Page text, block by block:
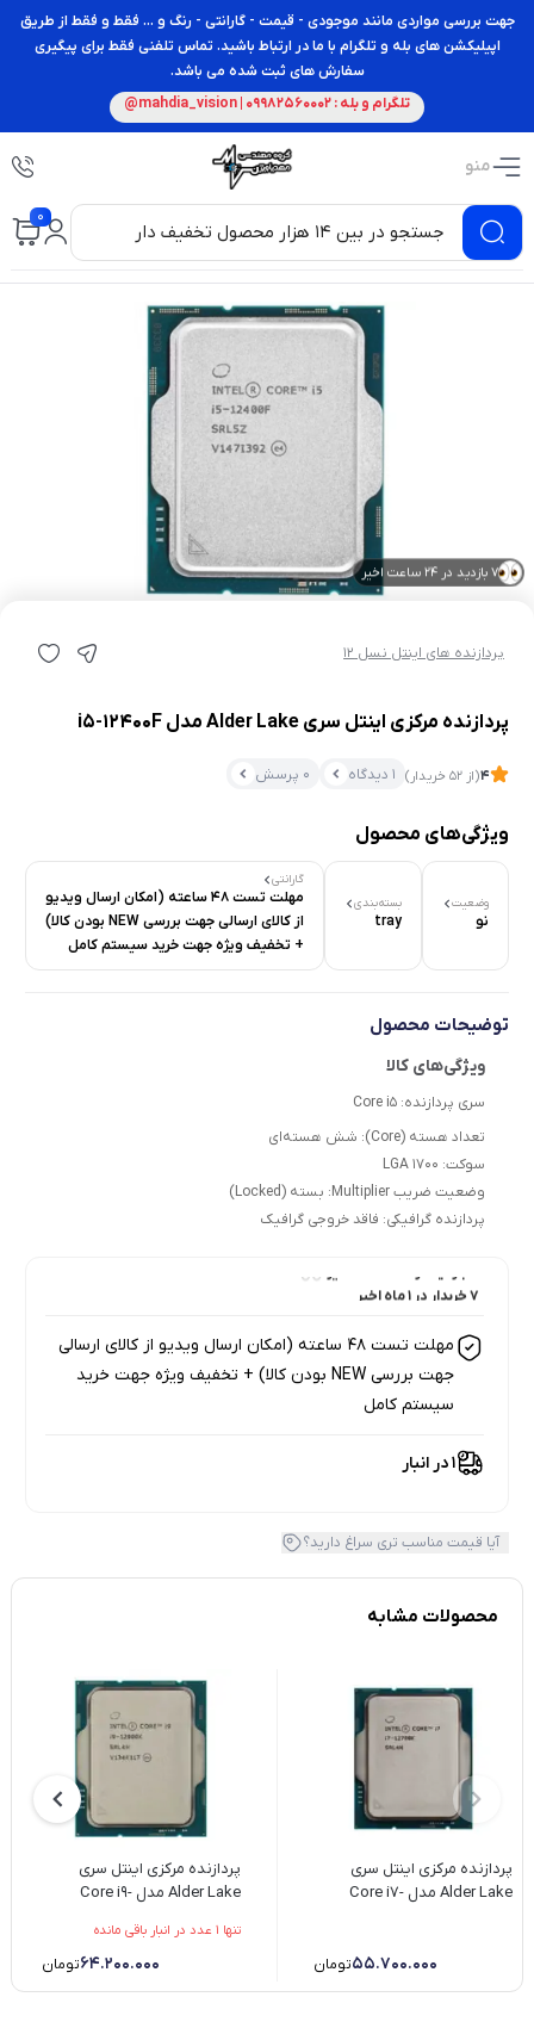
جهت بررسی مواردی مانند موجودی - قیمت - گارانتی - رنگ و ... فقط و فقط از طریق
اپیلیکشن های بله و تلگرام با ما در ارتباط باشید. تماس تلفنی فقط برای پیگیری
سفارش های ثبت شده می باشد.
تلگرام و بله : 09982560002 | mahdia_vision@
منو
0
7 بازدید در ۲۴ ساعت اخیر
پردازنده های اینتل نسل 12
پردازنده مرکزی اینتل سری Alder Lake مدل i5-12400F
4(از 52 خریدار) 1 دیدگاه 0 پرسش
ویژگی‌های محصول
وضعیت
نو
بسته‌بندی
tray
گارانتی
مهلت تست 48 ساعته (امکان ارسال ویدیو
از کالای ارسالی جهت بررسی NEW بودن کالا)
+ تخفیف ویژه جهت خرید سیستم کامل
توضیحات محصول
سری پردازنده: Core i5
تعداد هسته (Core): شش هسته‌ای
سوکت: LGA 1700
وضعیت ضریب Multiplier: بسته (Locked)
پردازنده گرافیکی: فاقد خروجی گرافیک
7 خریدار در ۱ ماه اخیر
مهلت تست 48 ساعته (امکان ارسال ویدیو از کالای ارسالی
جهت بررسی NEW بودن کالا) + تخفیف ویژه جهت خرید
سیستم کامل
1 در انبار
آیا قیمت مناسب تری سراغ دارید؟
محصولات مشابه
پردازنده مرکزی اینتل سری
Alder Lake مدل Core i7-
55.700.000تومان
پردازنده مرکزی اینتل سری
Alder Lake مدل Core i9-
تنها 1 عدد در انبار باقی مانده
64.200.000تومان